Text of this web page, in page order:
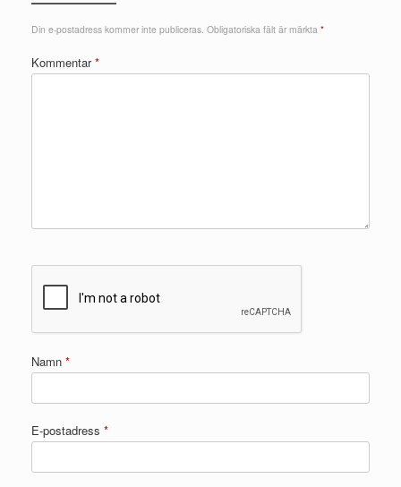
Din e-postadress kommer inte publiceras. Obligatoriska fält är märkta *
Kommentar*
Namn *
E-postadress *